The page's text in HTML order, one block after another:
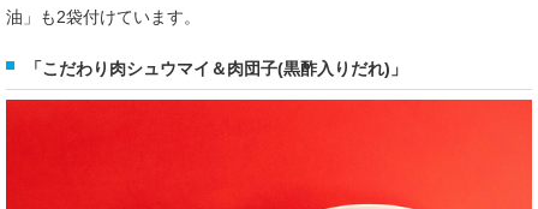
油」も2袋付けています。
「こだわり肉シュウマイ＆肉団子(黒酢入りだれ)」